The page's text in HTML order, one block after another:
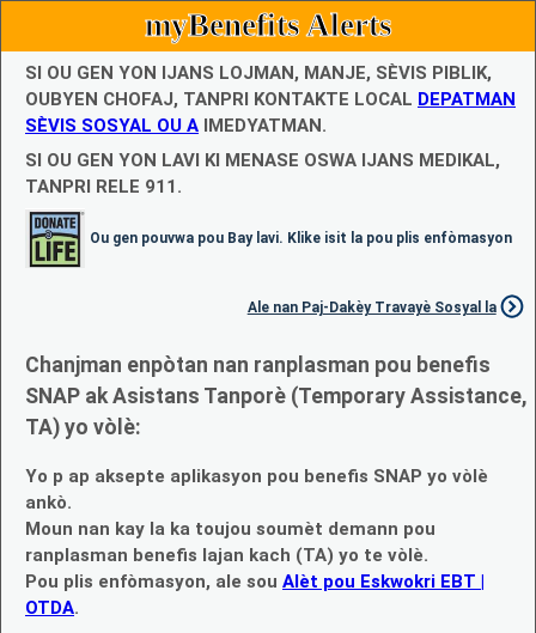
myBenefits Alerts
SI OU GEN YON IJANS LOJMAN, MANJE, SÈVIS PIBLIK,
OUBYEN CHOFAJ, TANPRI KONTAKTE LOCAL DEPATMAN
SÈVIS SOSYAL OU A IMEDYATMAN.
SI OU GEN YON LAVI KI MENASE OSWA IJANS MEDIKAL,
TANPRI RELE 911.
Ou gen pouvwa pou Bay lavi. Klike isit la pou plis enfòmasyon
Ale nan Paj-Dakèy Travayè Sosyal la
Chanjman enpòtan nan ranplasman pou benefis
SNAP ak Asistans Tanporè (Temporary Assistance,
TA) yo vòlè:
Yo p ap aksepte aplikasyon pou benefis SNAP yo vòlè
ankò.
Moun nan kay la ka toujou soumèt demann pou
ranplasman benefis lajan kach (TA) yo te vòlè.
Pou plis enfòmasyon, ale sou Alèt pou Eskwokri EBT |
OTDA.